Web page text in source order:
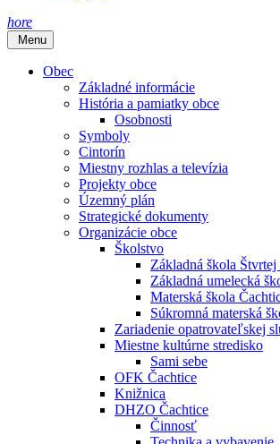
hore
Menu
Obec
Základné informácie
História a pamiatky obce
Osobnosti
Symboly
Cintorín
Miestny rozhlas a televízia
Projekty obce
Územný plán
Strategické dokumenty
Organizácie obce
Školstvo
Základná škola Štvrtej
Základná umelecká
Materská škola
Súkromná materská
Zariadenie opatrovateľskej
Miestne kultúrne stredisko
Sami sebe
OFK Čachtice
Knižnica
DHZO Čachtice
Činnosť